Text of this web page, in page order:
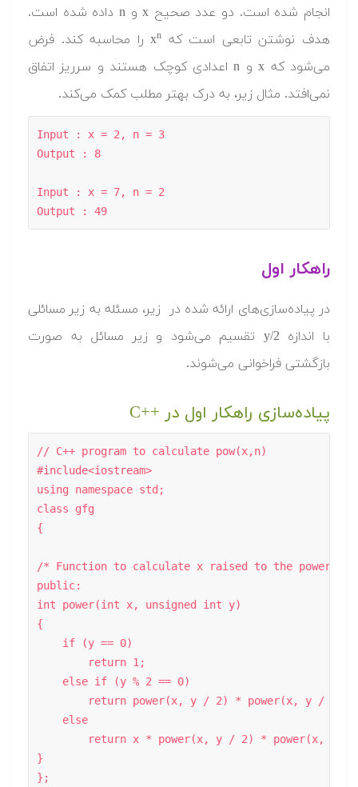
انجام شده است. دو عدد صحیح x و n داده شده است.
هدف نوشتن تابعی است که x n را محاسبه کند. فرض
می‌شود که x و n اعدادی کوچک هستند و سرریز اتفاق
نمی‌افتد. مثال زیر، به درک بهتر مطلب کمک می‌کند.
Input : x = 2, n = 3
Output : 8
Input : x = 7, n = 2
Output : 49
راهکار اول
در پیاده‌سازی‌های ارائه شده در زیر، مسئله به زیر مسائلی
با اندازه y/2 تقسیم می‌شود و زیر مسائل به صورت
بازگشتی فراخوانی می‌شوند.
پیاده‌سازی راهکار اول در ++C
// C++ program to calculate pow(x,n)
#include<iostream>
using namespace std;
class gfg
{
/* Function to calculate x raised to the power y
public:
int power(int x, unsigned int y)
{
    if (y == 0)
        return 1;
    else if (y % 2 == 0)
        return power(x, y / 2) * power(x, y / 2);
    else
return x * power(x, y / 2) * power(x, y
}
};